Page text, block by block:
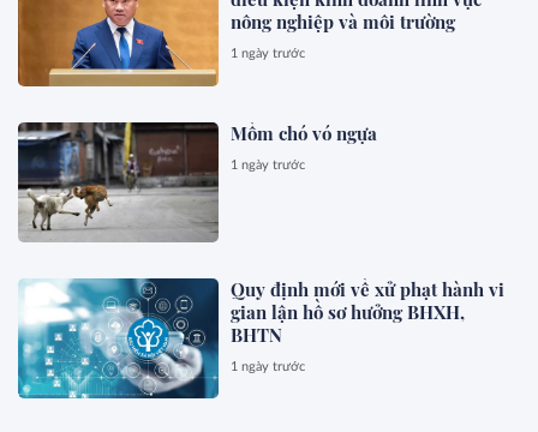
nông nghiệp và môi trường
1 ngày trước
Mồm chó vó ngựa
1 ngày trước
Quy định mới về xử phạt hành vi
gian lận hồ sơ hưởng BHXH,
BHTN
1 ngày trước